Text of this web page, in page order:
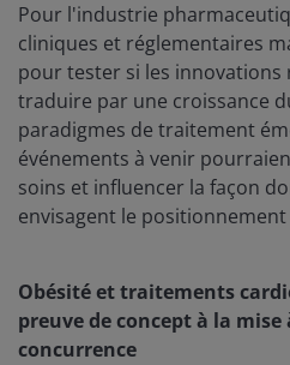
Pour l'industrie
cliniques et réglementaires
pour tester si les innovations
traduire par une croissance
paradigmes de traitement
événements à venir
soins et influencer la façon
envisagent le
Obésité et traitements
preuve de concept à la mise
concurrence